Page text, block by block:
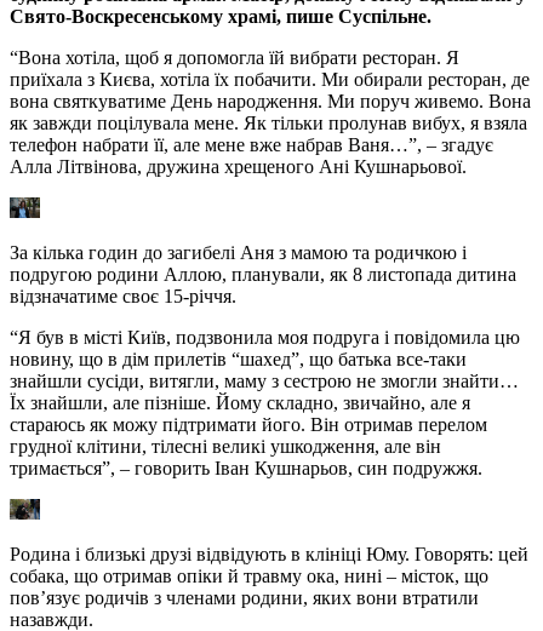
Свято-Воскресенському храмі, пише Суспільне.
“Вона хотіла, щоб я допомогла їй вибрати ресторан. Я
приїхала з Києва, хотіла їх побачити. Ми обирали ресторан, де
вона святкуватиме День народження. Ми поруч живемо. Вона
як завжди поцілувала мене. Як тільки пролунав вибух, я взяла
телефон набрати її, але мене вже набрав Ваня…”, – згадує
Алла Літвінова, дружина хрещеного Ані Кушнарьової.
За кілька годин до загибелі Аня з мамою та родичкою і
подругою родини Аллою, планували, як 8 листопада дитина
відзначатиме своє 15-річчя.
“Я був в місті Київ, подзвонила моя подруга і повідомила цю
новину, що в дім прилетів “шахед”, що батька все-таки
знайшли сусіди, витягли, маму з сестрою не змогли знайти…
Їх знайшли, але пізніше. Йому складно, звичайно, але я
стараюсь як можу підтримати його. Він отримав перелом
грудної клітини, тілесні великі ушкодження, але він
тримається”, – говорить Іван Кушнарьов, син подружжя.
Родина і близькі друзі відвідують в клініці Юму. Говорять: цей
собака, що отримав опіки й травму ока, нині – місток, що
пов’язує родичів з членами родини, яких вони втратили
назавжди.